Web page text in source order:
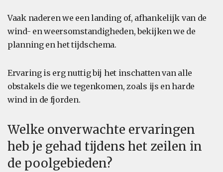
Vaak naderen we een landing of, afhankelijk van de
wind- en weersomstandigheden, bekijken we de
planning en het tijdschema.
Ervaring is erg nuttig bij het inschatten van alle
obstakels die we tegenkomen, zoals ijs en harde
wind in de fjorden.
Welke onverwachte ervaringen
heb je gehad tijdens het zeilen in
de poolgebieden?